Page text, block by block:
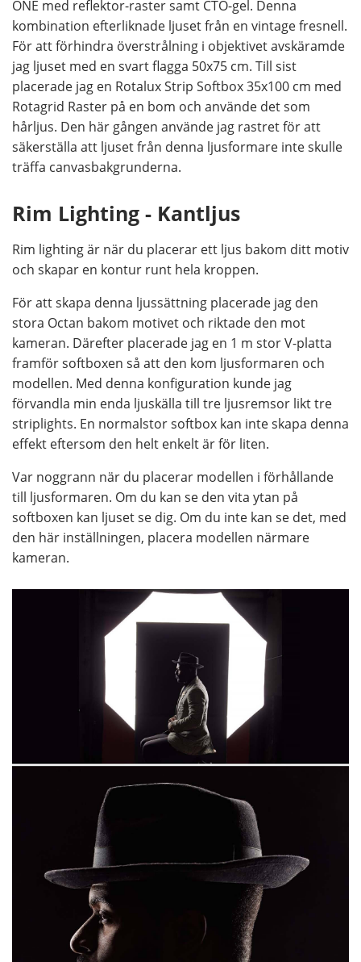
ONE med reflektor-raster samt CTO-gel. Denna
kombination efterliknade ljuset från en vintage fresnell.
För att förhindra överstrålning i objektivet avskäramde
jag ljuset med en svart flagga 50x75 cm. Till sist
placerade jag en Rotalux Strip Softbox 35x100 cm med
Rotagrid Raster på en bom och använde det som
hårljus. Den här gången använde jag rastret för att
säkerställa att ljuset från denna ljusformare inte skulle
träffa canvasbakgrunderna.
Rim Lighting - Kantljus
Rim lighting är när du placerar ett ljus bakom ditt motiv
och skapar en kontur runt hela kroppen.
För att skapa denna ljussättning placerade jag den
stora Octan bakom motivet och riktade den mot
kameran. Därefter placerade jag en 1 m stor V-platta
framför softboxen så att den kom ljusformaren och
modellen. Med denna konfiguration kunde jag
förvandla min enda ljuskälla till tre ljusremsor likt tre
striplights. En normalstor softbox kan inte skapa denna
effekt eftersom den helt enkelt är för liten.
Var noggrann när du placerar modellen i förhållande
till ljusformaren. Om du kan se den vita ytan på
softboxen kan ljuset se dig. Om du inte kan se det, med
den här inställningen, placera modellen närmare
kameran.